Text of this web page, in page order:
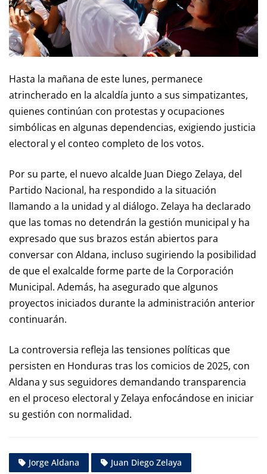
Hasta la mañana de este lunes, permanece
atrincherado en la alcaldía junto a sus simpatizantes,
quienes continúan con protestas y ocupaciones
simbólicas en algunas dependencias, exigiendo justicia
electoral y el conteo completo de los votos.
Por su parte, el nuevo alcalde Juan Diego Zelaya, del
Partido Nacional, ha respondido a la situación
llamando a la unidad y al diálogo. Zelaya ha declarado
que las tomas no detendrán la gestión municipal y ha
expresado que sus brazos están abiertos para
conversar con Aldana, incluso sugiriendo la posibilidad
de que el exalcalde forme parte de la Corporación
Municipal. Además, ha asegurado que algunos
proyectos iniciados durante la administración anterior
continuarán.
La controversia refleja las tensiones políticas que
persisten en Honduras tras los comicios de 2025, con
Aldana y sus seguidores demandando transparencia
en el proceso electoral y Zelaya enfocándose en iniciar
su gestión con normalidad.
Jorge Aldana Juan Diego Zelaya